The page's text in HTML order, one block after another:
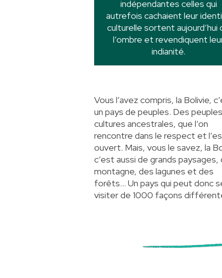
indépendantes celles qui
autrefois cachaient leur
culturelle sortent aujourd’hui
l’ombre et revendiquent
indianité.
Vous l’avez compris, la Bolivie,
un pays de peuples. Des
cultures ancestrales, que l’on
rencontre dans le respect et
ouvert. Mais, vous le savez, la
c’est aussi de grands paysages,
montagne, des lagunes et des
forêts… Un pays qui peut donc
visiter de 1000 façons